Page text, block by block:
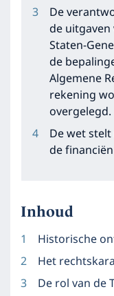
De
de
Staten-
de
Algemene
rekening
overgelegd.
De wet
de
Inhoud
Historische
Het
De rol van de